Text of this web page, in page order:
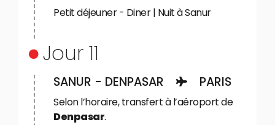
Petit déjeuner - Diner | Nuit à Sanur
Jour 11
SANUR - DENPASAR PARIS
Selon l’horaire, transfert à l’aéroport de
Denpasar.